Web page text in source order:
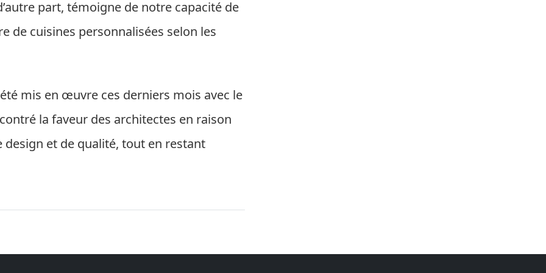
part, témoigne de notre capacité de
de cuisines personnalisées selon les
mis en œuvre ces derniers mois avec le
la faveur des architectes en raison
et de qualité, tout en restant